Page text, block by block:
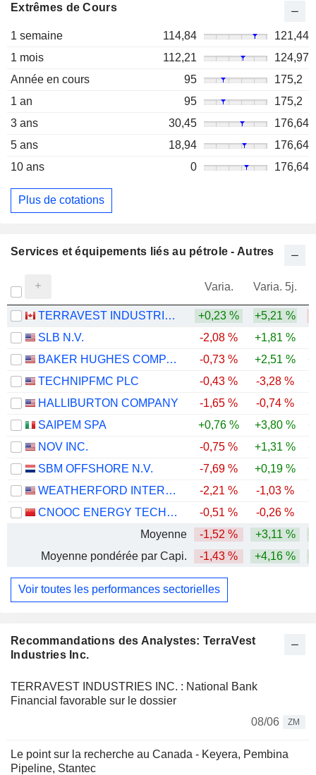
Recommandations des Analystes: TerraVest
Industries Inc.
TERRAVEST INDUSTRIES INC. : National Bank
Financial favorable sur le dossier
08/06
ZM
Le point sur la recherche au Canada - Keyera, Pembina
Pipeline, Stantec
Extrêmes de Cours
1 semaine 114,84
121,44
1 mois
112,21
124,97
Année en cours
95
175,2
1 an
95
175,2
3 ans
30,45
176,64
5 ans
18,94
176,64
10 ans
0 176,64
Plus de cotations
Services et équipements liés au pétrole - Autres
Varia. Varia. 5j.
TERRAVEST INDUSTRIES INC. +0,23 % +5,21 %
SLB N.V.
-2,08 % +1,81 %
BAKER HUGHES COMPANY
-0,73 % +2,51 %
TECHNIPFMC PLC
-0,43 % -3,28 %
HALLIBURTON COMPANY
-1,65 % -0,74 %
SAIPEM SPA
+0,76 % +3,80 %
NOV INC.
-0,75 % +1,31 %
SBM OFFSHORE N.V.
-7,69 % +0,19 %
WEATHERFORD INTERNATIONAL PLC
-2,21 % -1,03 %
CNOOC ENERGY TECHNOLOGY & SERVICES LIMITED
-0,51 % -0,26 %
Moyenne
-1,52 % +3,11 %
Moyenne pondérée par Capi.
-1,43 % +4,16 %
Voir toutes les performances sectorielles